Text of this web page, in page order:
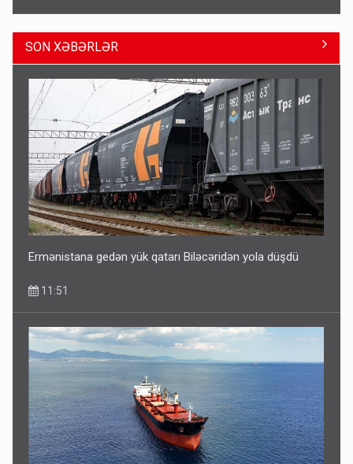
Azad edilən ərazilərdə ən çox bu rayonlara turist gedir –
Siyahı
Gedişi var, dönüşü yox: Bakı-Tbilisi-Bakı qatarına bilet
SON XƏBƏRLƏR
Ermənistana gedən yük qatarı Biləcəridən yola düşdü
11:51